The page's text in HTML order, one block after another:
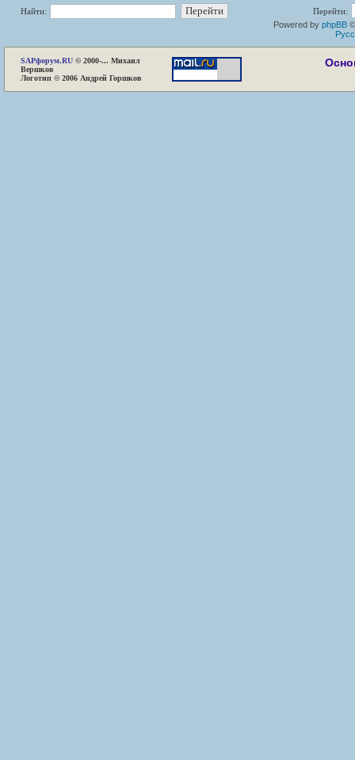
Найти:
Перейти:
Powered by phpBB
SAPфорум.RU © 2000-... Михаил
Вершков
Логотип © 2006 Андрей Горшков